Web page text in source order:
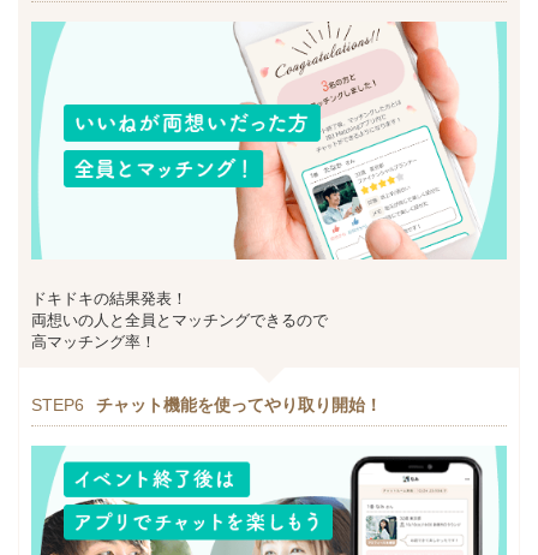
ドキドキの結果発表！
両想いの人と全員とマッチングできるので
高マッチング率！
STEP6 チャット機能を使ってやり取り開始！